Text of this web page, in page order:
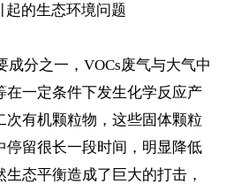
的生态环境问题
分之一，VOCs废气与大气中
在一定条件下发生化学反应产
次有机颗粒物，这些固体颗粒
停留很长一段时间，明显降低
态平衡造成了巨大的打击，